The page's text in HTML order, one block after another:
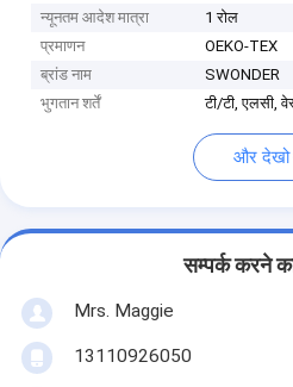
न्यूनतम आदेश मात्रा
1 रोल
प्रमाणन
OEKO-TEX
ब्रांड नाम
SWONDER
भुगतान शर्तें
टी/टी, एलसी,
और देखो
सम्पर्क करने
Mrs. Maggie
13110926050